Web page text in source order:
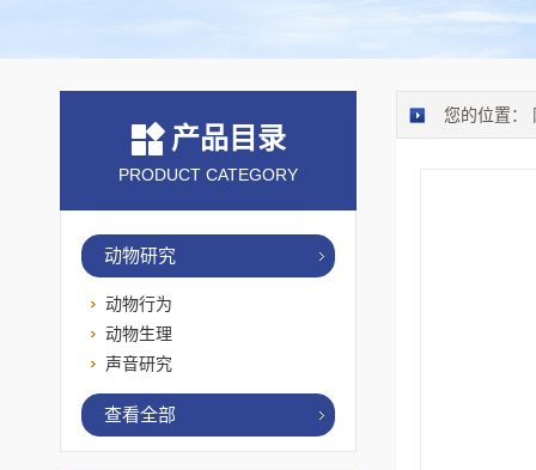
您的位置：
产品目录
PRODUCT CATEGORY
动物研究
动物行为
动物生理
声音研究
查看全部